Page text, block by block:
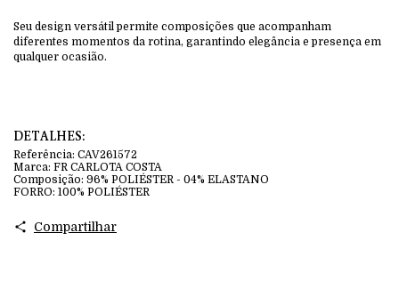
Seu design versátil permite composições que acompanham
diferentes momentos da rotina, garantindo elegância e presença em
qualquer ocasião.
DETALHES:
Referência: CAV261572
Marca: FR CARLOTA COSTA
Composição: 96% POLIÉSTER - 04% ELASTANO
FORRO: 100% POLIÉSTER
Compartilhar